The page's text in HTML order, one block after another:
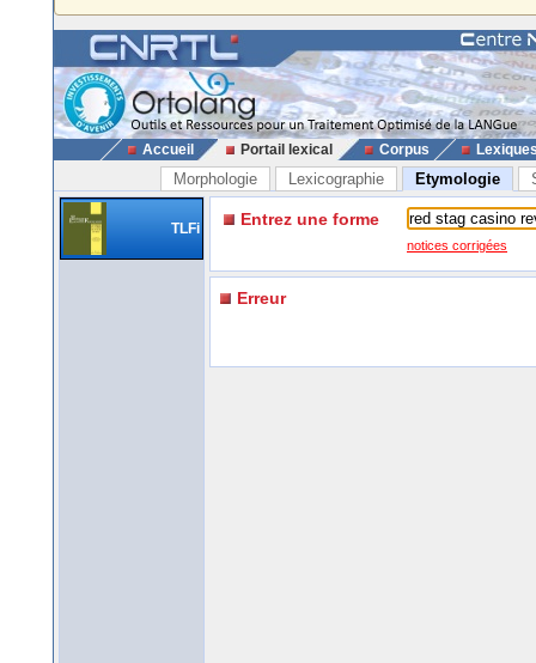
Accueil Portail lexical Corpus
Morphologie Lexicographie Etymologie
TLFi Entrez une forme
notices corrigées
Erreur